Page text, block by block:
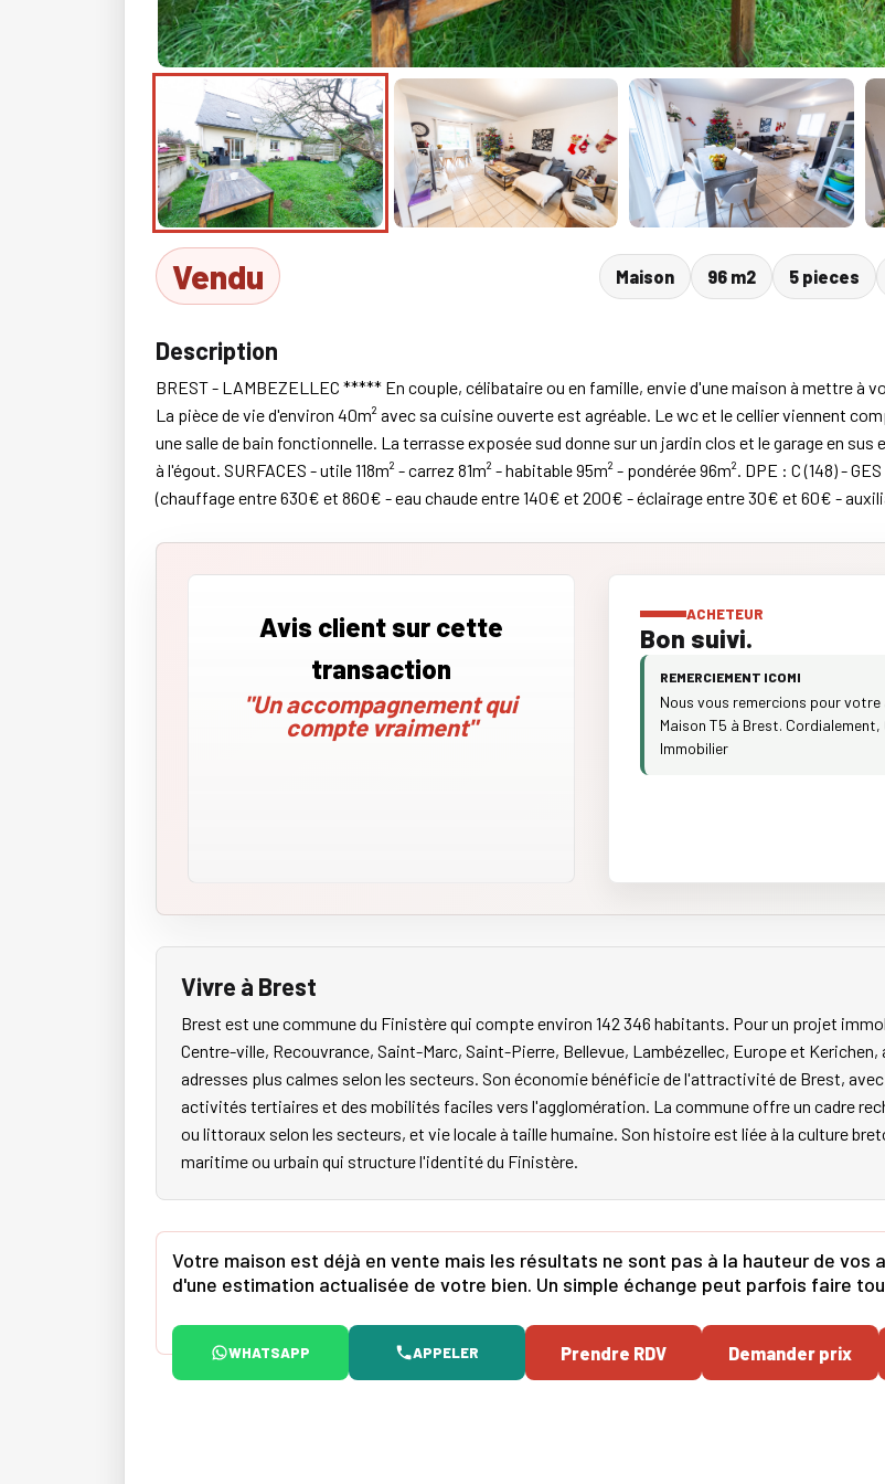
Vendu Maison 96 m2 5 pieces
Description
BREST - LAMBEZELLEC ***** En couple, célibataire ou en famille, envie d'une maison à mettre à
La pièce de vie d'environ 40m² avec sa cuisine ouverte est agréable. Le wc et le cellier viennent
une salle de bain fonctionnelle. La terrasse exposée sud donne sur un jardin clos et le garage en
à l'égout. SURFACES - utile 118m² - carrez 81m² - habitable 95m² - pondérée 96m². DPE : C (148) -
(chauffage entre 630€ et 860€ - eau chaude entre 140€ et 200€ - éclairage entre 30€ et 60€ -
Avis client sur cette
transaction
"Un accompagnement qui
compte vraiment"
ACHETEUR
Bon suivi.
REMERCIEMENT ICOMI
Nous vous remercions pour
Maison T5 à Brest.
Immobilier
Vivre à Brest
Brest est une commune du Finistère qui compte environ 142 346 habitants. Pour un projet
Centre-ville, Recouvrance, Saint-Marc, Saint-Pierre, Bellevue, Lambézellec, Europe et
adresses plus calmes selon les secteurs. Son économie bénéficie de l'attractivité de Brest,
activités tertiaires et des mobilités faciles vers l'agglomération. La commune offre un cadre
ou littoraux selon les secteurs, et vie locale à taille humaine. Son histoire est liée à la culture
maritime ou urbain qui structure l'identité du Finistère.
Votre maison est déjà en vente mais les résultats ne sont pas à la hauteur de
d'une estimation actualisée de votre bien. Un simple échange peut parfois faire
WHATSAPP APPELER Prendre RDV Demander prix